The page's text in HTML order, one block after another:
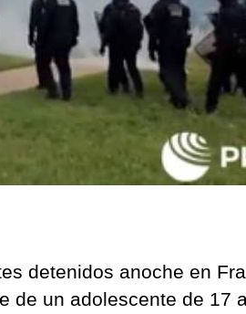
de
la
detenidos anoche en
de un adolescente de 17